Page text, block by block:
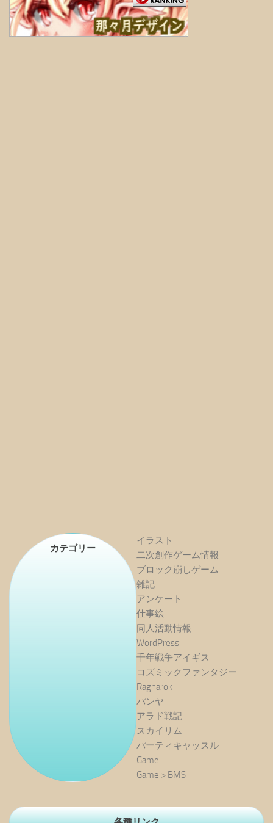
カテゴリー
イラスト
二次創作ゲーム情報
ブロック崩しゲーム
雑記
アンケート
仕事絵
同人活動情報
WordPress
千年戦争アイギス
コズミックファンタジー
Ragnarok
パンヤ
アラド戦記
スカイリム
パーティキャッスル
Game
Game > BMS